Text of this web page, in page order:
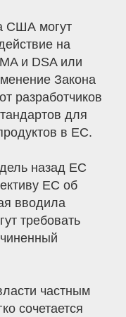
США могут
на
и DSA или
Закона
разработчиков
для
в ЕС.
назад ЕС
ЕС об
вводила
требовать
частным
сочетается